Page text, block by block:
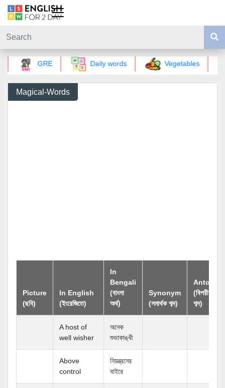
GRE Daily words Vegetables
Magical-Words
Picture
(ছবি)
In English
(ইংরেজিতে)
In
Bengali
(বাংলা
অর্থ)
Synonym
(সমার্থক শব্দ)
Antonym
(বিপরীতার্থক
শব্দ)
A host of
well wisher
অনেক
শুভাকাঙ্খী
Above
control
নিয়ন্ত্রনের
বাইরে